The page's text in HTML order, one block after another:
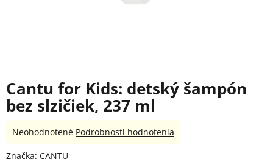
Cantu for Kids: detský šampón
bez slzičiek, 237 ml
Priemerné
produktu
Neohodnotené Podrobnosti hodnotenia
Značka: CANTU